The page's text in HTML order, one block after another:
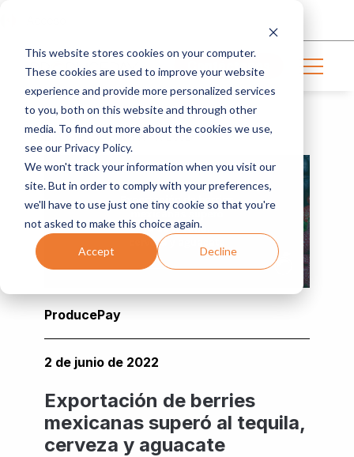
This website stores cookies on your computer.
These cookies are used to improve your website
experience and provide more personalized services
to you, both on this website and through other
media. To find out more about the cookies we use,
see our Privacy Policy.
We won't track your information when you visit our
site. But in order to comply with your preferences,
we'll have to use just one tiny cookie so that you're
not asked to make this choice again.
Accept Decline
Contáctanos
BAYA | 4 MIN READ
ProducePay
2 de junio de 2022
Exportación de berries
mexicanas superó al tequila,
cerveza y aguacate